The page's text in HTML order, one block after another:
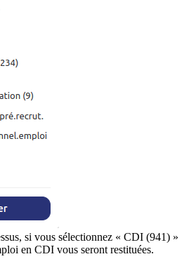
si vous sélectionnez « CDI (941) »
en CDI vous seront restituées.